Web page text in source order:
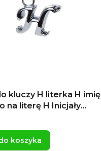
kluczy H literka H imię
na literę H Inicjały
Hanny dla Huberta
koszyka